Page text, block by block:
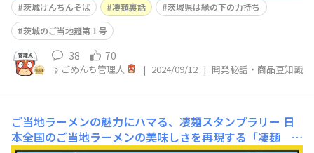
茨城けんちんそば 凄麺裏話
茨城県は縁の下の力持ち
茨城のご当地麺第１号
38 70
すごめんち管理人 | 2024/09/12 | 開発秘話・商品豆知識
ご当地ラーメンの魅力にハマる、凄麺スタンプラリー 日
本全国のご当地ラーメンの美味しさを再現する「凄麺 ご